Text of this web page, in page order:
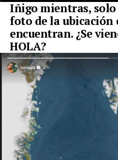
Iñigo mientras,
foto de la ubicación
encuentran. ¿Se
HOLA?